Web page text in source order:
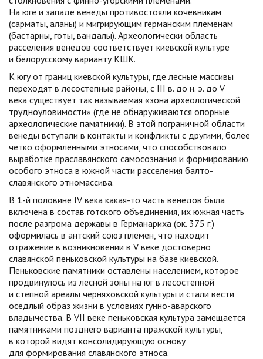
На юге и западе венеды противостояли кочевникам
(сарматы, аланы) и мигрирующим германским племенам
(бастарны, готы, вандалы). Археологически область
расселения венедов соответствует киевской культуре
и белорусскому варианту КШК.
К югу от границ киевской культуры, где лесные массивы
переходят в лесостепные районы, с III в. до н. э. до V
века существует так называемая «зона археологической
трудноуловимости» (где не обнаруживаются опорные
археологические памятники). В этой пограничной области
венеды вступали в контакты и конфликты с другими, более
четко оформленными этносами, что способствовало
выработке праславянского самосознания и формированию
особого этноса в южной части расселения балто-
славянского этномассива.
В 1-й половине IV века какая-то часть венедов была
включена в состав готского объединения, их южная часть
после разгрома державы в Германариха (ок. 375 г.)
оформилась в антский союз племен, что находит
отражение в возникновении в V веке достоверно
славянской пеньковской культуры на базе киевской.
Пеньковские памятники оставлены населением, которое
продвинулось из лесной зоны на юг в лесостепной
и степной ареалы черняховской культуры и стали вести
оседлый образ жизни в условиях гунно-аварского
владычества. В VII веке пеньковская культура замещается
памятниками позднего варианта пражской культуры,
в которой видят консолидирующую основу
для формирования славянского этноса.